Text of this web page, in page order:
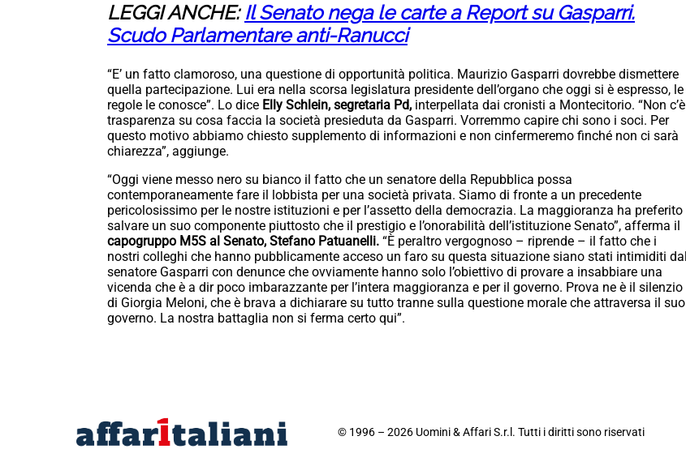
LEGGI ANCHE: Il Senato nega le carte a Report su Gasparri.
Scudo Parlamentare anti-Ranucci
“E’ un fatto clamoroso, una questione di opportunità politica. Maurizio Gasparri dovrebbe dismettere
quella partecipazione. Lui era nella scorsa legislatura presidente dell’organo che oggi si è espresso, le
regole le conosce”. Lo dice Elly Schlein, segretaria Pd, interpellata dai cronisti a Montecitorio. “Non c’è
trasparenza su cosa faccia la società presieduta da Gasparri. Vorremmo capire chi sono i soci. Per
questo motivo abbiamo chiesto supplemento di informazioni e non cinfermeremo finché non ci sarà
chiarezza”, aggiunge.
“Oggi viene messo nero su bianco il fatto che un senatore della Repubblica possa
contemporaneamente fare il lobbista per una società privata. Siamo di fronte a un precedente
pericolosissimo per le nostre istituzioni e per l’assetto della democrazia. La maggioranza ha preferito
salvare un suo componente piuttosto che il prestigio e l’onorabilità dell’istituzione Senato”, afferma il
capogruppo M5S al Senato, Stefano Patuanelli. “È peraltro vergognoso – riprende – il fatto che i
nostri colleghi che hanno pubblicamente acceso un faro su questa situazione siano stati intimiditi dal
senatore Gasparri con denunce che ovviamente hanno solo l’obiettivo di provare a insabbiare una
vicenda che è a dir poco imbarazzante per l’intera maggioranza e per il governo. Prova ne è il silenzio
di Giorgia Meloni, che è brava a dichiarare su tutto tranne sulla questione morale che attraversa il suo
governo. La nostra battaglia non si ferma certo qui”.
© 1996 – 2026 Uomini & Affari S.r.l. Tutti i diritti sono riservati